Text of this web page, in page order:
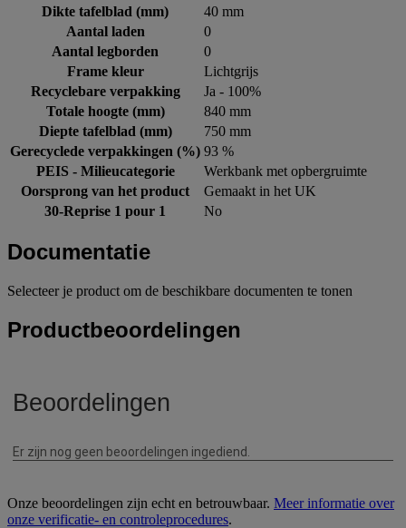
Dikte tafelblad (mm)
40 mm
Aantal laden
0
Aantal legborden
0
Frame kleur
Lichtgrijs
Recyclebare verpakking
Ja - 100%
Totale hoogte (mm)
840 mm
Diepte tafelblad (mm)
750 mm
Gerecyclede verpakkingen (%) 93 %
PEIS - Milieucategorie
Werkbank met opbergruimte
Oorsprong van het product
Gemaakt in het UK
30-Reprise 1 pour 1
No
Documentatie
Selecteer je product om de beschikbare documenten te tonen
Productbeoordelingen
Onze beoordelingen zijn echt en betrouwbaar. Meer informatie over
onze verificatie- en controleprocedures.